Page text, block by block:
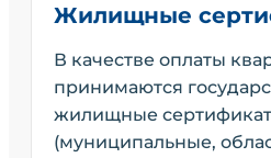
Жилищные
В качестве оплаты
принимаются
жилищные
(муниципальные,